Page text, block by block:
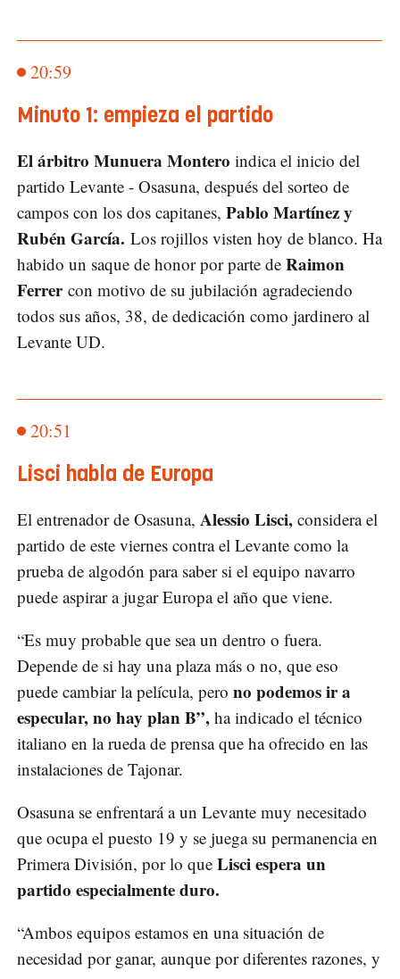
20:59
Minuto 1: empieza el partido
El árbitro Munuera Montero indica el inicio del
partido Levante - Osasuna, después del sorteo de
campos con los dos capitanes, Pablo Martínez y
Rubén García. Los rojillos visten hoy de blanco. Ha
habido un saque de honor por parte de Raimon
Ferrer con motivo de su jubilación agradeciendo
todos sus años, 38, de dedicación como jardinero al
Levante UD.
20:51
Lisci habla de Europa
El entrenador de Osasuna, Alessio Lisci, considera el
partido de este viernes contra el Levante como la
prueba de algodón para saber si el equipo navarro
puede aspirar a jugar Europa el año que viene.
“Es muy probable que sea un dentro o fuera.
Depende de si hay una plaza más o no, que eso
puede cambiar la película, pero no podemos ir a
especular, no hay plan B”, ha indicado el técnico
italiano en la rueda de prensa que ha ofrecido en las
instalaciones de Tajonar.
Osasuna se enfrentará a un Levante muy necesitado
que ocupa el puesto 19 y se juega su permanencia en
Primera División, por lo que Lisci espera un
partido especialmente duro.
“Ambos equipos estamos en una situación de
necesidad por ganar, aunque por diferentes razones, y